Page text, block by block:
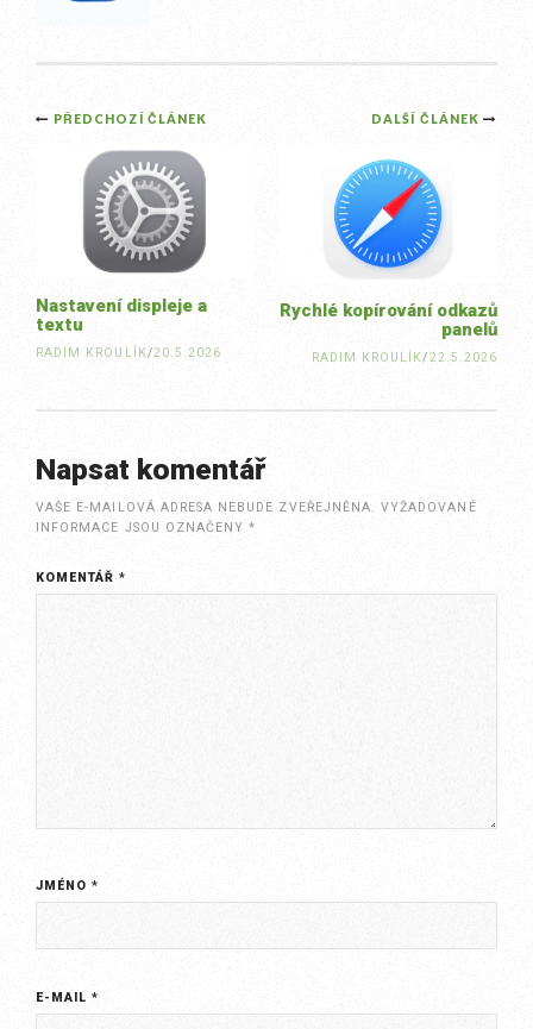
Post
navigation
DALŠÍ ČLÁNEK
Rychlé kopírování odkazů
panelů
RADIM KROULÍK/22.5.2026
PŘEDCHOZÍ ČLÁNEK
Nastavení displeje a
textu
RADIM KROULÍK/20.5.2026
Napsat komentář
VAŠE E-MAILOVÁ ADRESA NEBUDE ZVEŘEJNĚNA. VYŽADOVANÉ
INFORMACE JSOU OZNAČENY*
KOMENTÁŘ*
JMÉNO*
E-MAIL*